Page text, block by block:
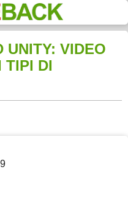
UNITY: VIDEO
TIPI DI